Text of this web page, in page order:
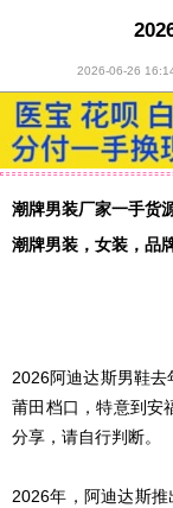
2026-06-26
潮牌男装厂家一手货
潮牌男装， 女装，品
2026阿迪达斯男鞋
莆田档口，特意到安
分享，请自行判断。
2026年，阿迪达斯推